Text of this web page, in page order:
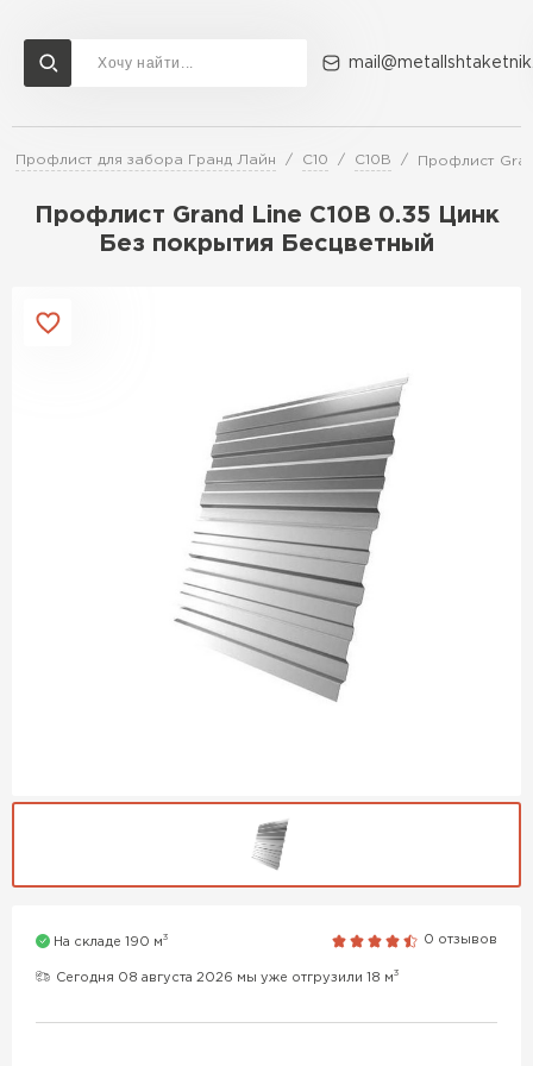
Профлист для забора Гранд Лайн С10 С10В Профлист
Профлист Grand Line C10В 0.35 Цинк
Без покрытия Бесцветный
На складе 190 м3 0 отзывов
Сегодня 08 августа 2026 мы уже отгрузили 18 м3
Доставка и оплата Акции О компании Контакты
Перейти в каталог